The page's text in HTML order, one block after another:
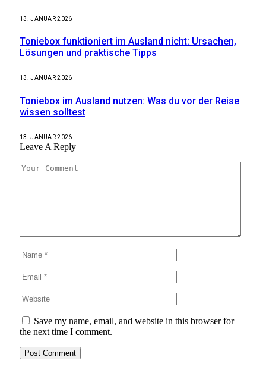
13. JANUAR 2026
Toniebox funktioniert im Ausland nicht: Ursachen,
Lösungen und praktische Tipps
13. JANUAR 2026
Toniebox im Ausland nutzen: Was du vor der Reise
wissen solltest
13. JANUAR 2026
Leave A Reply
Save my name, email, and website in this browser for
the next time I comment.